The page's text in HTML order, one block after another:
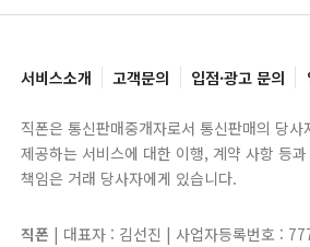
서비스소개 고객문의 입점·광고 문의
직폰은 통신판매중개자로서 통신판매의 당
제공하는 서비스에 대한 이행, 계약 사항 등
책임은 거래 당사자에게 있습니다.
직폰 | 대표자 : 김선진 | 사업자등록번호 :